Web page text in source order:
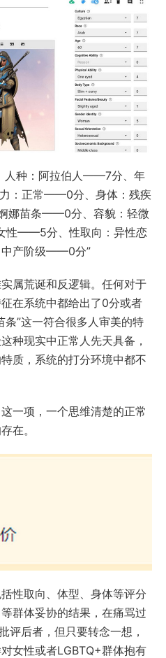
种：阿拉伯人——7分、年
：正常——0分、身体：残疾
娜苗条——0分、容貌：轻微
性——5分、性取向：异性恋
产阶级——0分”
属荒诞和反逻辑。任何对于
在系统中都给出了0分或者
条”这一符合很多人审美的特
种现实中正常人先天具备，
质，系统的打分环境中都不
一项，一个思维清楚的正常
在。
性取向、体型、身体等评分
群体妥协的结果，在痛骂过
评后者，但只要转念一想，
女性或者LGBTQ+群体抱有